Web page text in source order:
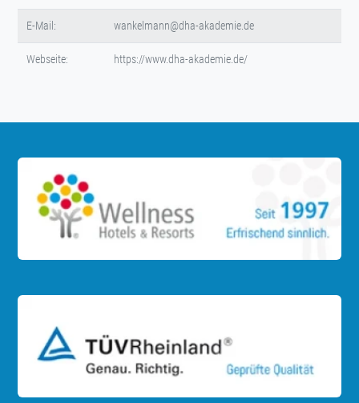
E-Mail: wankelmann@dha-akademie.de
Webseite: https://www.dha-akademie.de/